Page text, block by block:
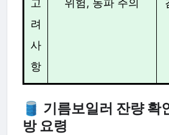
고
려
사
항
위험, 동파 주의
🛢️ 기름보일러 잔량 확
방 요령